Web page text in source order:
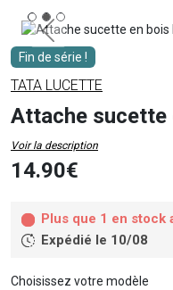
Fin de série !
TATA LUCETTE
Attache sucette
Voir la description
14.90€
Plus que 1 en stock
Expédié le 10/08
Choisissez votre modèle